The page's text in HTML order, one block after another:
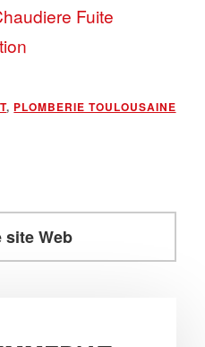
Fuite
, PLOMBERIE TOULOUSAINE